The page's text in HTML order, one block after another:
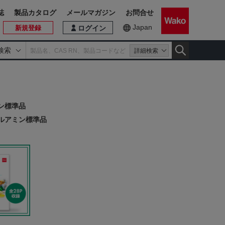
索 詳細検索
ログイン
新規登録 Japan
製品カタログ メールマガジン お問合せ
標準品
アミン標準品